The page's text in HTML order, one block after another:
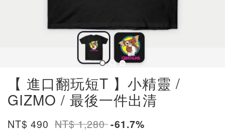
【 進口翻玩短T 】小精靈 /
GIZMO / 最後一件出清
NT$ 490 NT$ 1,280-61.7%